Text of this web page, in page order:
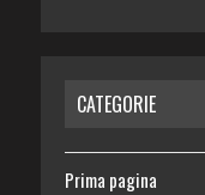
CATEGORIE
Prima pagina